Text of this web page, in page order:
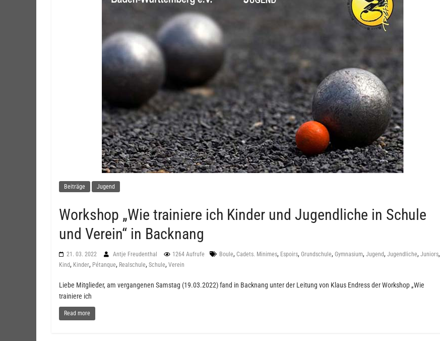
Beiträge Jugend
Workshop „Wie trainiere ich Kinder und Jugendliche in Schule
und Verein“ in Backnang
21. 03. 2022 Antje Freudenthal 1264 Aufrufe Boule, Cadets. Minimes, Espoirs, Grundschule, Gymnasium, Jugend, Jugendliche, Juniors,
Kind, Kinder, Pétanque, Realschule, Schule, Verein
Liebe Mitglieder, am vergangenen Samstag (19.03.2022) fand in Backnang unter der Leitung von Klaus Endress der Workshop „Wie
trainiere ich
Read more